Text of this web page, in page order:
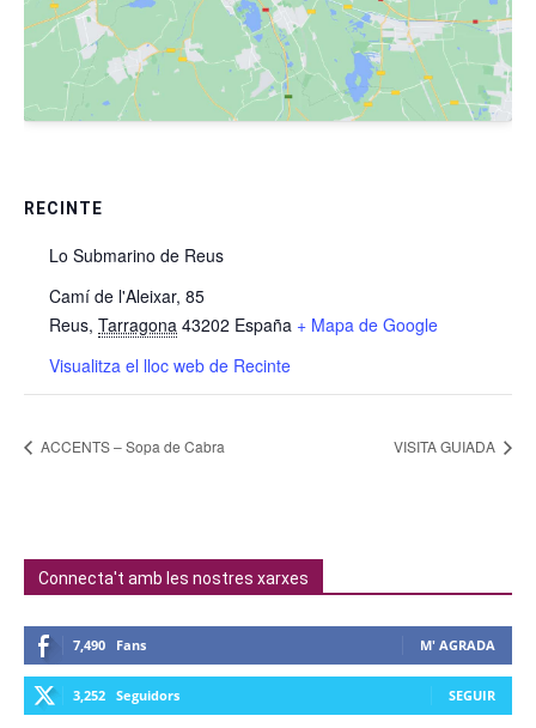
RECINTE
Lo Submarino de Reus
Camí de l'Aleixar, 85
Reus, Tarragona 43202 España + Mapa de Google
Visualitza el lloc web de Recinte
ACCENTS – Sopa de Cabra VISITA GUIADA
Connecta't amb les nostres xarxes
7,490 Fans M' AGRADA
3,252 Seguidors SEGUIR